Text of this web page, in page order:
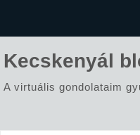
Kecskenyál
A virtuális gondolataim